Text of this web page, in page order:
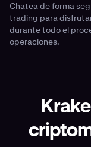
Chatea de forma
trading para
durante todo el
operaciones.